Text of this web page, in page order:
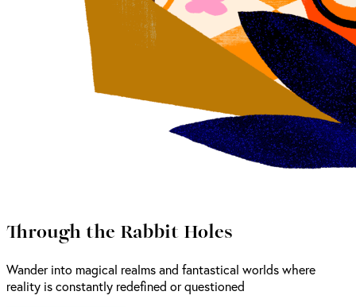
Through the Rabbit Holes
Wander into magical realms and fantastical worlds where
reality is constantly redefined or questioned